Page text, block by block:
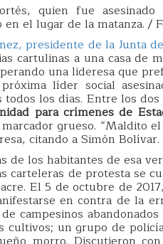
quien fue
el lugar de la matanza. /
presidente de la Junta
cartulinas a una casa de
una lideresa que
líder social
los días. Entre los
para crímenes de
grueso. “Maldito
citando a Simón Bolívar.
de los habitantes de esa
carteleras de protesta se
El 5 de octubre de
en contra de la
campesinos
un grupo de